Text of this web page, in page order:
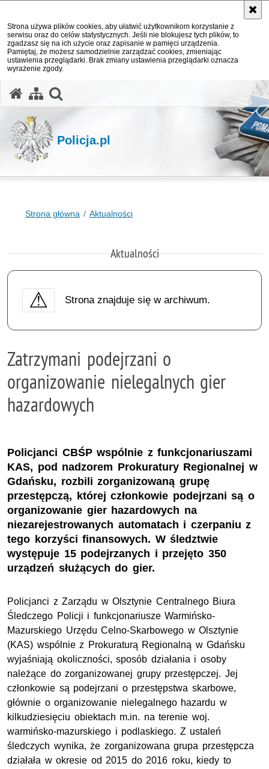
Strona używa plików cookies, aby ułatwić użytkownikom korzystanie z
serwisu oraz do celów statystycznych. Jeśli nie blokujesz tych plików, to
zgadzasz się na ich użycie oraz zapisanie w pamięci urządzenia.
Pamiętaj, że możesz samodzielnie zarządzać cookies, zmieniając
ustawienia przeglądarki. Brak zmiany ustawienia przeglądarki oznacza
wyrażenie zgody.
Policja.pl
Strona główna Aktualności
Aktualności
Strona znajduje się w archiwum.
Zatrzymani podejrzani o
organizowanie nielegalnych gier
hazardowych
Policjanci CBŚP wspólnie z funkcjonariuszami
KAS, pod nadzorem Prokuratury Regionalnej w
Gdańsku, rozbili zorganizowaną grupę
przestępczą, której członkowie podejrzani są o
organizowanie gier hazardowych na
niezarejestrowanych automatach i czerpaniu z
tego korzyści finansowych. W śledztwie
występuje 15 podejrzanych i przejęto 350
urządzeń służących do gier.
Policjanci z Zarządu w Olsztynie Centralnego Biura
Śledczego Policji i funkcjonariusze Warmińsko-
Mazurskiego Urzędu Celno-Skarbowego w Olsztynie
(KAS) wspólnie z Prokuraturą Regionalną w Gdańsku
wyjaśniają okoliczności, sposób działania i osoby
należące do zorganizowanej grupy przestępczej. Jej
członkowie są podejrzani o przestępstwa skarbowe,
głównie o organizowanie nielegalnego hazardu w
kilkudziesięciu obiektach m.in. na terenie woj.
warmińsko-mazurskiego i podlaskiego. Z ustaleń
śledczych wynika, że zorganizowana grupa przestępcza
działała w okresie od 2015 do 2016 roku, kiedy to